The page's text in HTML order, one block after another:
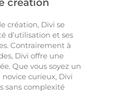
création
création, Divi se
d’utilisation et ses
Contrairement à
Divi offre une
Que vous soyez un
curieux, Divi
sans complexité